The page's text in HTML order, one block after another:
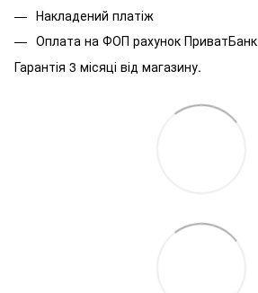
Накладений платіж
Оплата на ФОП рахунок ПриватБанк
Гарантія 3 місяці від магазину.